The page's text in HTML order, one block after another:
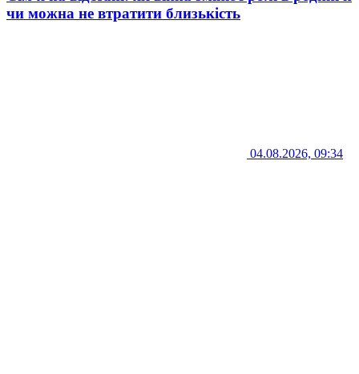
чи можна не втратити близькість
04.08.2026, 09:34